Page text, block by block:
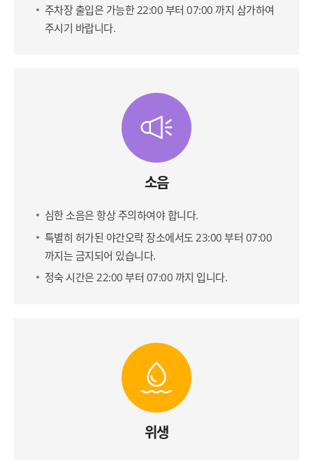
주차장 출입은 가능한 22:00 부터 07:00 까지 삼가하여
주시기 바랍니다.
소음
심한 소음은 항상 주의하여야 합니다.
특별히 허가된 야간오락 장소에서도 23:00 부터 07:00
까지는 금지되어 있습니다.
정숙 시간은 22:00 부터 07:00 까지 입니다.
위생